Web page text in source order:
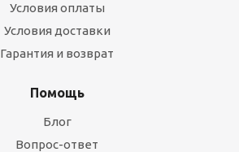
Условия оплаты
Условия доставки
Гарантия и возврат
Помощь
Блог
Вопрос-ответ